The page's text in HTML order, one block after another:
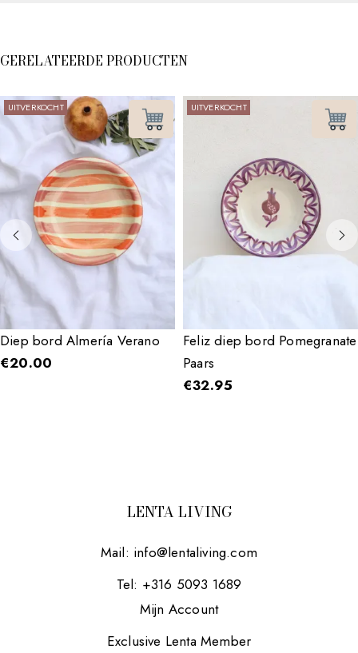
GERELATEERDE PRODUCTEN
UITVERKOCHT
Diep bord Almería Verano
€20.00
UITVERKOCHT
Feliz diep bord Pomegranate
Paars
€32.95
LENTA LIVING
Mail: info@lentaliving.com
Tel: +316 5093 1689
Mijn Account
Exclusive Lenta Member